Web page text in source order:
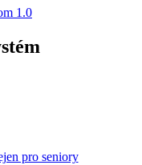
pro seniory